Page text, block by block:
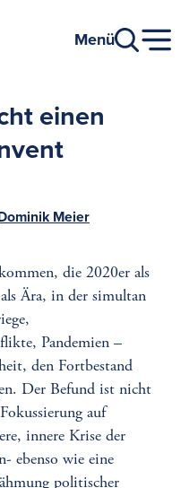
Menü
einen
Meier
die 2020er als
Ära, in der simultan
Pandemien –
den Fortbestand
Der Befund ist nicht
auf
innere Krise der
ebenso wie eine
politischer